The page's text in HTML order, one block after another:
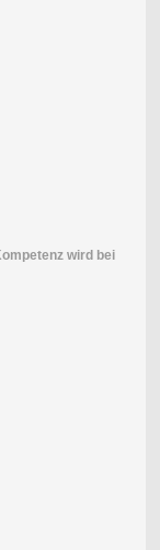
wird bei